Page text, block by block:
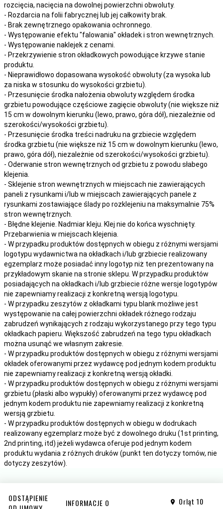
rozcięcia, nacięcia na dowolnej powierzchni obwoluty.
- Rozdarcia na folii fabrycznej lub jej całkowity brak.
- Brak zewnętrznego opakowania ochronnego.
- Występowanie efektu "falowania" okładek i stron wewnętrznych.
- Występowanie naklejek z cenami.
- Przekrzywienie stron okładkowych powodujące krzywe stanie
produktu.
- Nieprawidłowo dopasowana wysokość obwoluty (za wysoka lub
za niska w stosunku do wysokości grzbietu).
- Przesunięcie środka nałożenia obwoluty względem środka
grzbietu powodujące częściowe zagięcie obwoluty (nie większe niż
15 cm w dowolnym kierunku (lewo, prawo, góra dół), niezależnie od
szerokości/wysokości grzbietu).
- Przesunięcie środka treści nadruku na grzbiecie względem
środka grzbietu (nie większe niż 15 cm w dowolnym kierunku (lewo,
prawo, góra dół), niezależnie od szerokości/wysokości grzbietu).
- Oderwanie stron wewnętrznych od grzbietu z powodu słabego
klejenia.
- Sklejenie stron wewnętrznych w miejscach nie zawierających
paneli z rysunkami i/lub w miejscach zawierających panele z
rysunkami zostawiające ślady po rozklejeniu na maksymalnie 75%
stron wewnętrznych.
- Błędne klejenie. Nadmiar kleju. Klej nie do końca wyschnięty.
Przebarwienia w miejscach klejenia.
- W przypadku produktów dostępnych w obiegu z różnymi wersjami
logotypu wydawnictwa na okładkach i/lub grzbiecie realizowany
egzemplarz może posiadać inny logotyp niż ten prezentowany na
przykładowym skanie na stronie sklepu. W przypadku produktów
posiadających na okładkach i/lub grzbiecie różne wersje logotypów
nie zapewniamy realizacji z konkretną wersją logotypu.
- W przypadku zeszytów z okładkami typu blank możliwe jest
występowanie na całej powierzchni okładek różnego rodzaju
zabrudzeń wynikających z rodzaju wykorzystanego przy tego typu
okładkach papieru. Większość zabrudzeń na tego typu okładkach
można usunąć we własnym zakresie.
- W przypadku produktów dostępnych w obiegu z różnymi wersjami
okładek oferowanymi przez wydawcę pod jednym kodem produktu
nie zapewniamy realizacji z konkretną wersją okładki.
- W przypadku produktów dostępnych w obiegu z różnymi wersjami
grzbietu (płaski albo wypukły) oferowanymi przez wydawcę pod
jednym kodem produktu nie zapewniamy realizacji z konkretną
wersją grzbietu.
- W przypadku produktów dostępnych w obiegu w dodrukach
realizowany egzemplarz może być z dowolnego druku (1st printing,
2nd printing, itd) jeżeli wydawca oferuje pod jednym kodem
produktu wydania z różnych druków (punkt ten dotyczy tomów, nie
dotyczy zeszytów).
ODSTĄPIENIE
INFORMACJE O
Orląt 10